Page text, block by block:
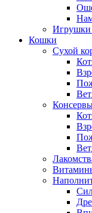
Игрушки
Кошки
Сухой